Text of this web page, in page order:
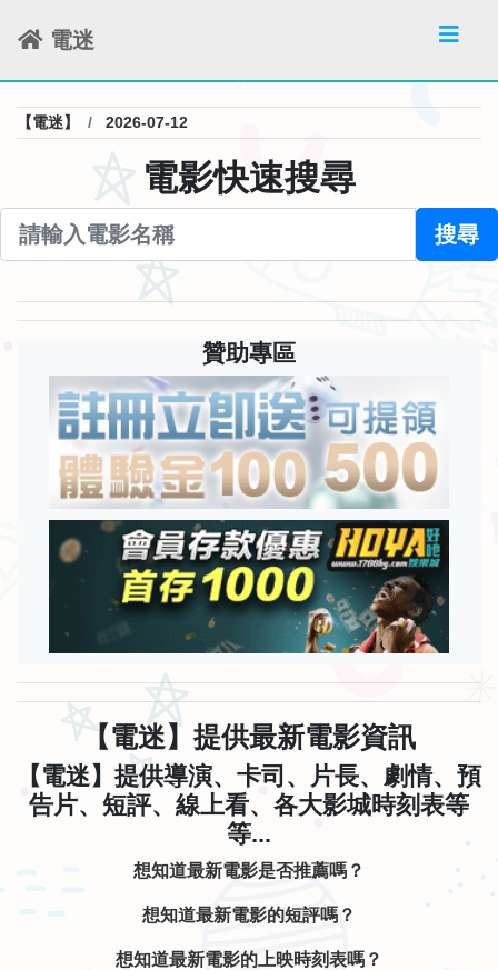
電迷
【電迷】 2026-07-12
電影快速搜尋
搜尋
贊助專區
【電迷】提供最新電影資訊
【電迷】提供導演、卡司、片長、劇情、預
告片、短評、線上看、各大影城時刻表等
等...
想知道最新電影是否推薦嗎？
想知道最新電影的短評嗎？
想知道最新電影的上映時刻表嗎？